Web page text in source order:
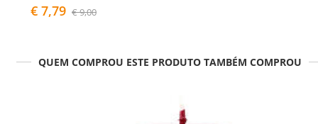
€ 7,79 € 9,00
QUEM COMPROU ESTE PRODUTO TAMBÉM COMPROU